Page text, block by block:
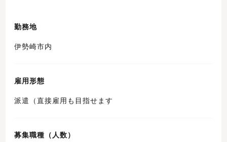
勤務地
伊勢崎市内
雇用形態
派遣（直接雇用も目指せます
募集職種（人数）